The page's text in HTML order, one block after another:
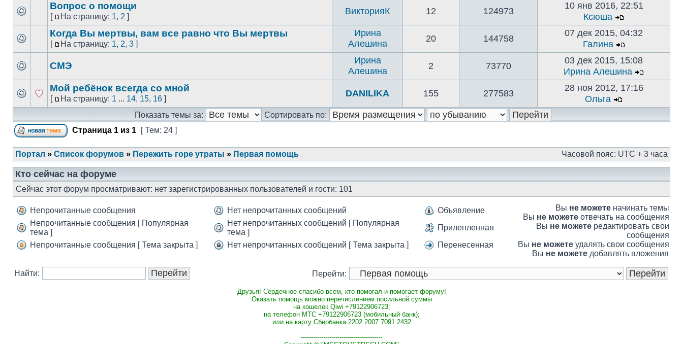
Вопрос о помощи
[ На страницу: 1, 2 ]
ВикторияК 12 124973
10 янв 2016, 22:51
Ксюша
Когда Вы мертвы, вам все равно что Вы мертвы
[ На страницу: 1, 2, 3 ]
Ирина
Алешина
20 144758
07 дек 2015, 04:32
Галина
СМЭ
Ирина
Алешина
2 73770
03 дек 2015, 15:08
Ирина Алешина
Мой ребёнок всегда со мной
[ На страницу: 1 ... 14, 15, 16 ]
DANILIKA 155 277583
28 ноя 2012, 17:16
Ольга
Показать темы за:
Сортировать по:
Страница 1 из 1 [ Тем: 24 ]
Портал » Список форумов » Пережить горе утраты » Первая помощь Часовой пояс: UTC + 3 часа
Кто сейчас на форуме
Сейчас этот форум просматривают: нет зарегистрированных пользователей и гости: 101
Непрочитанные сообщения Нет непрочитанных сообщений
Объявление
Непрочитанные сообщения [ Популярная
тема ]
Нет непрочитанных сообщений [ Популярная
тема ]
Прилепленная
Непрочитанные сообщения [ Тема закрыта ]
Нет непрочитанных сообщений [ Тема закрыта ] Перенесенная
Вы не можете начинать темы
Вы не можете отвечать на сообщения
Вы не можете редактировать свои
сообщения
Вы не можете удалять свои сообщения
Вы не можете добавлять вложения
Найти: Перейти:
Друзья! Сердечное спасибо всем, кто помогал и помогает форуму!
Оказать помощь можно перечислением посильной суммы
на кошелек Qiwi +79122906723;
на телефон МТС +79122906723 (мобильный банк);
или на карту Сбербанка 2202 2007 7091 2432
----------------------------------------